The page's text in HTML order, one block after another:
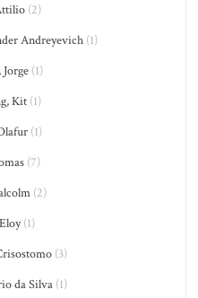
(2)
Andreyevich(1)
(1)
Kit (1)
(1)
(7)
(2)
(1)
(3)
da Silva (1)